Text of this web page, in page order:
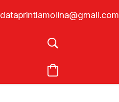
dataprintlamolina@gmail.com